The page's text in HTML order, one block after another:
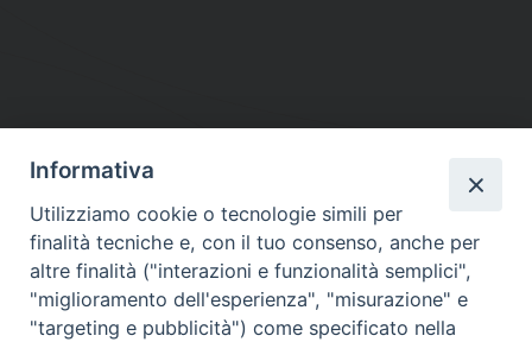
DIOCESI SUBURBICARIA DI ALBANO
Contatti:Tel.: 06.93268401 - Fax.: 06.9323844
E-mail:curia@diocesidialbano.it
Orari: dal Lunedì al Venerdì Ore: 9:00 - 13:00
Informativa
Utilizziamo cookie o tecnologie simili per
finalità tecniche e, con il tuo consenso, anche per
altre finalità ("interazioni e funzionalità semplici",
"miglioramento dell'esperienza", "misurazione" e
"targeting e pubblicità") come specificato nella